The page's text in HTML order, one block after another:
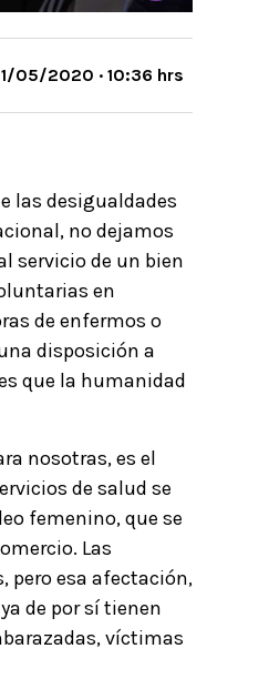
05/2020 · 10:36 hrs
las desigualdades
no dejamos
servicio de un bien
en
de enfermos o
disposición a
que la humanidad
nosotras, es el
de salud se
femenino, que se
Las
pero esa afectación,
de por sí tienen
víctimas